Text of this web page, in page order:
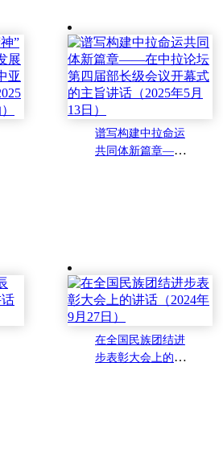
谱写构建中拉命运
共同体新篇章——
在全国民族团结进
步表彰大会上的讲